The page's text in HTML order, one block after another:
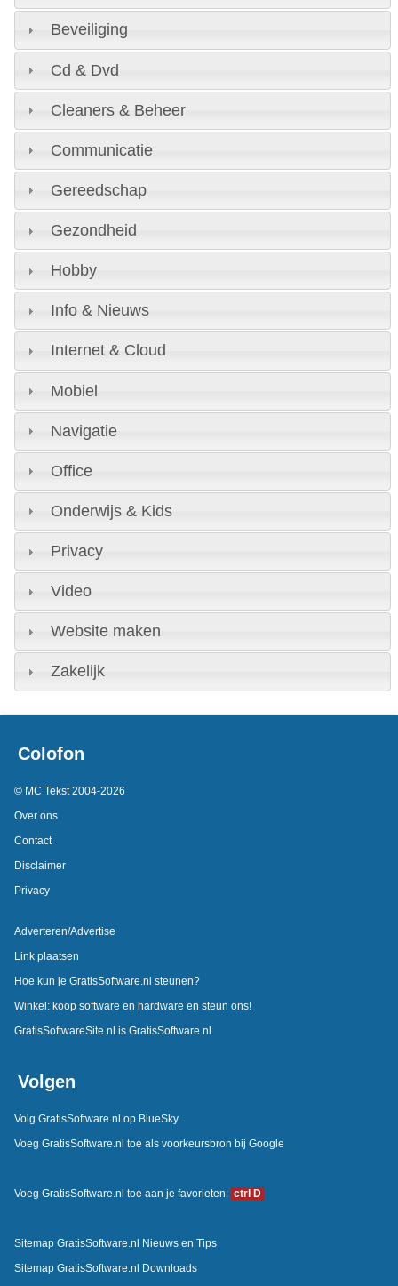
Beveiliging
Cd & Dvd
Cleaners & Beheer
Communicatie
Gereedschap
Gezondheid
Hobby
Info & Nieuws
Internet & Cloud
Mobiel
Navigatie
Office
Onderwijs & Kids
Privacy
Video
Website maken
Zakelijk
Colofon
© MC Tekst 2004-2026
Over ons
Contact
Disclaimer
Privacy
Adverteren/Advertise
Link plaatsen
Hoe kun je GratisSoftware.nl steunen?
Winkel: koop software en hardware en steun ons!
GratisSoftwareSite.nl is GratisSoftware.nl
Volgen
Volg GratisSoftware.nl op BlueSky
Voeg GratisSoftware.nl toe als voorkeursbron bij Google
Voeg GratisSoftware.nl toe aan je favorieten: ctrl D
Sitemap GratisSoftware.nl Nieuws en Tips
Sitemap GratisSoftware.nl Downloads